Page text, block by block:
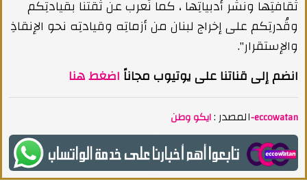
ثقافتِها ونشر أدبياتِها ، كما نُعرب عن ثقتنا بقيادتِكم
وقُدرتِكم على إخراج لبنان من أزماتِه وقيادتِه نحو الإنقاذِ
والإستقرار".
انضم إلى قناتنا على يوتيوب مجاناً اضغط هنا
المصدر :ايكو وطن-eccowatan